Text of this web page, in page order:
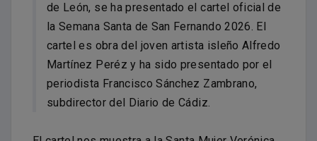
de León, se ha presentado el cartel oficial de
la Semana Santa de San Fernando 2026. El
cartel es obra del joven artista isleño Alfredo
Martínez Peréz y ha sido presentado por el
periodista Francisco Sánchez Zambrano,
subdirector del Diario de Cádiz.